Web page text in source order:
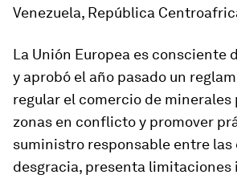
Venezuela, República
La Unión Europea es consciente
y aprobó el año pasado un
regular el comercio de
zonas en conflicto y promover
suministro responsable entre las
desgracia, presenta limitaciones